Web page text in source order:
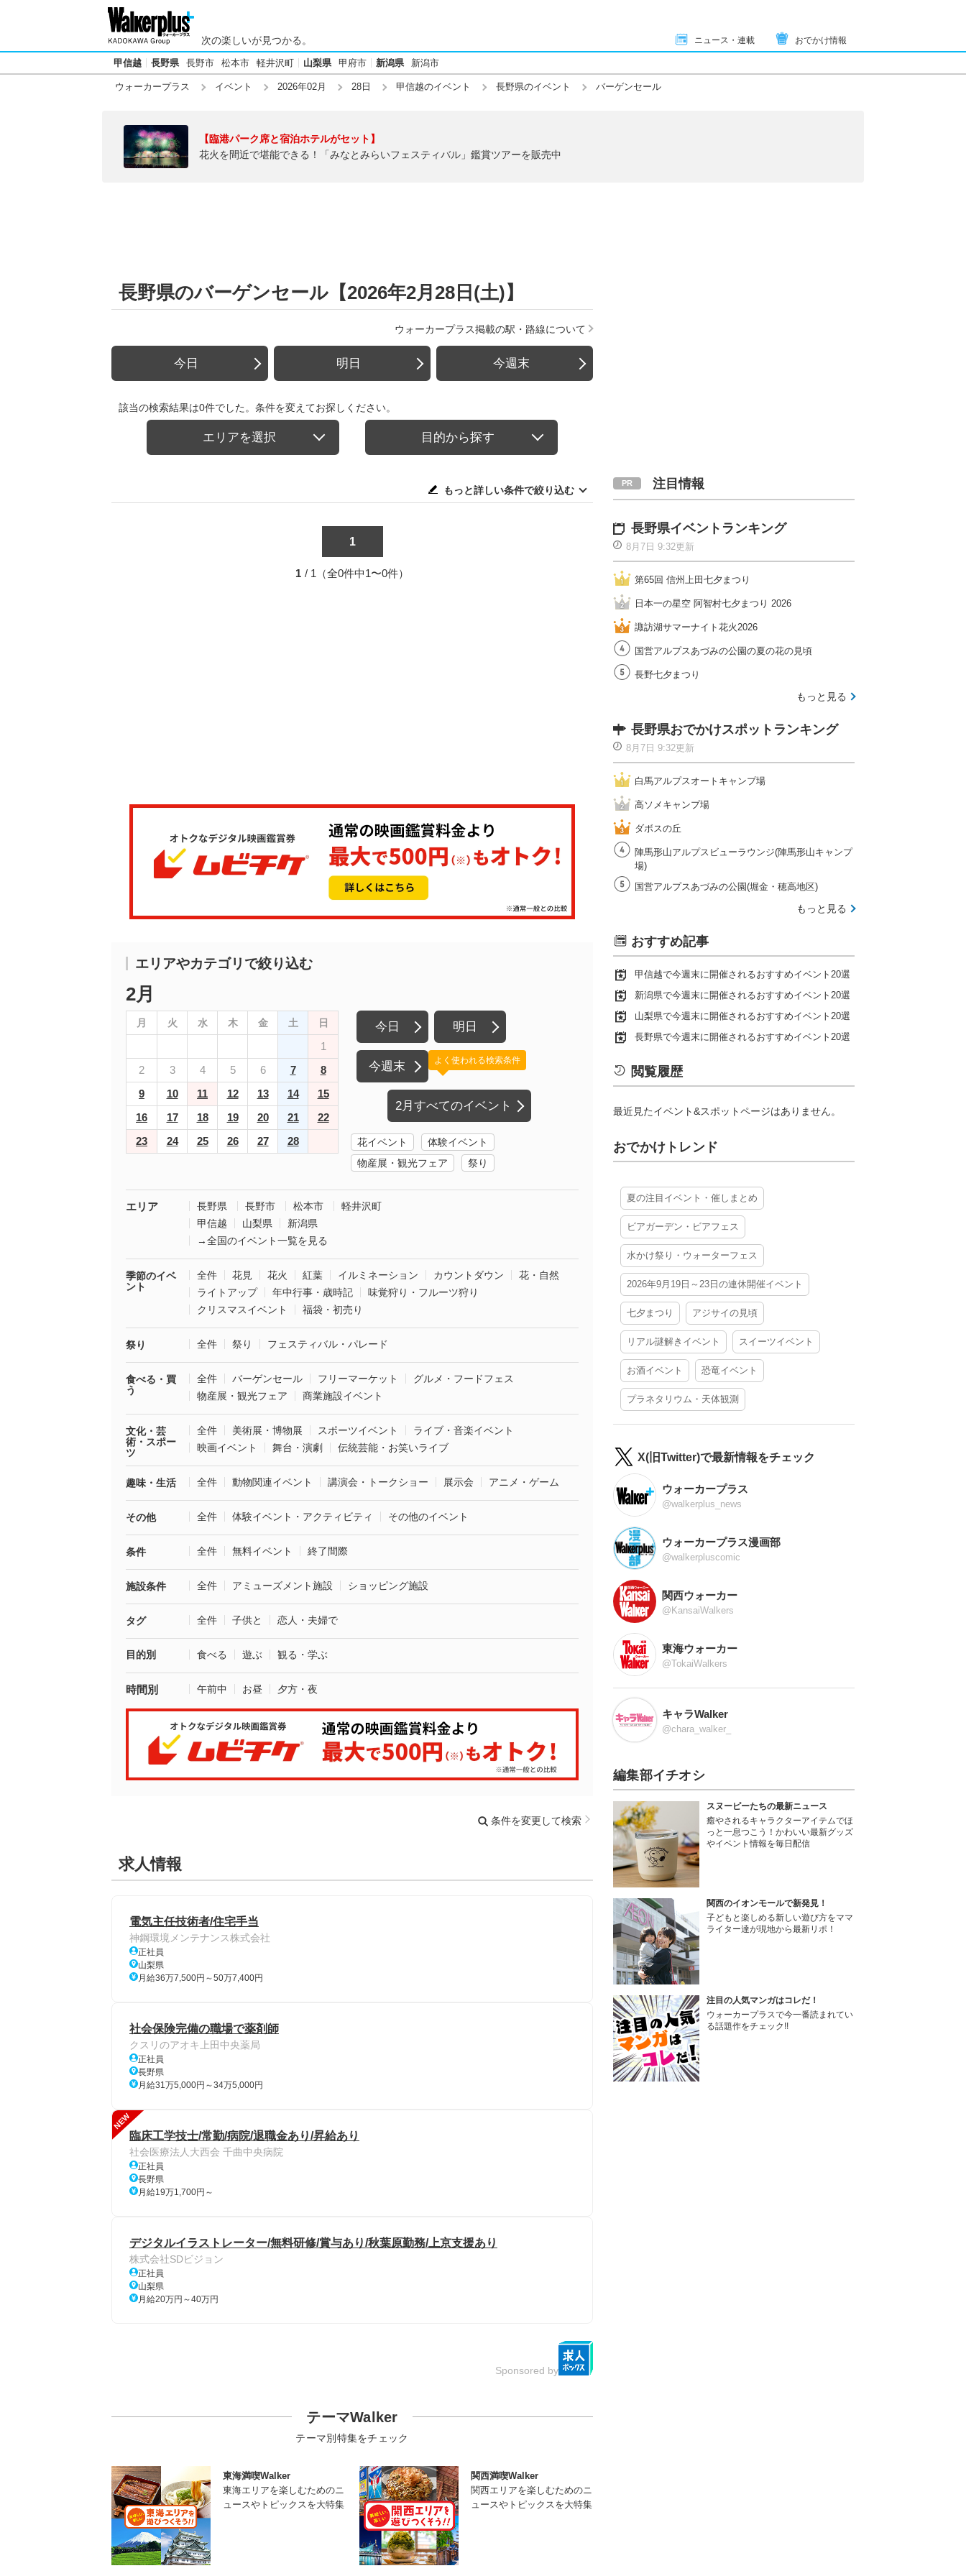
次の楽しいが見つかる。 ニュース・連載 おでかけ情報
甲信越 長野県 長野市 松本市 軽井沢町 山梨県 甲府市 新潟県 新潟市
ウォーカープラス イベント 2026年02月 28日 甲信越のイベント 長野県のイベント バーゲンセール
【臨港パーク席と宿泊ホテルがセット】
花火を間近で堪能できる！「みなとみらいフェスティバル」鑑賞ツアーを販売中
長野県のバーゲンセール【2026年2月28日(土)】
ウォーカープラス掲載の駅・路線について
今日 明日 今週末
該当の検索結果は0件でした。条件を変えてお探しください。
エリアを選択 目的から探す
もっと詳しい条件で絞り込む
1
1 / 1（全0件中1〜0件）
エリアやカテゴリで絞り込む
2月
月 火 水 木 金 土 日
1
2
3 4 5 6 7
8
9
10 11 12 13 14
15
16
17 18 19 20 21
22
23
24 25 26 27 28
今日 明日
今週末
2月すべてのイベント
よく使われる検索条件
花イベント
体験イベント
物産展・観光フェア
祭り
エリア 長野県 長野市 松本市
軽井沢町
甲信越
山梨県
新潟県
→全国のイベント一覧を見る
季節のイベ
ント
全件 花見 花火 紅葉 イルミネーション カウントダウン
花・自然
ライトアップ
年中行事・歳時記
味覚狩り・フルーツ狩り
クリスマスイベント
福袋・初売り
祭り 全件 祭り フェスティバル・パレード
食べる・買
う
全件 バーゲンセール フリーマーケット
グルメ・フードフェス
物産展・観光フェア
商業施設イベント
文化・芸
術・スポー
ツ
全件 美術展・博物展 スポーツイベント
ライブ・音楽イベント
映画イベント
舞台・演劇 伝統芸能・お笑いライブ
趣味・生活 全件 動物関連イベント 講演会・トークショー 展示会 アニメ・ゲーム
その他 全件 体験イベント・アクティビティ その他のイベント
条件 全件 無料イベント 終了間際
施設条件 全件 アミューズメント施設 ショッピング施設
タグ 全件 子供と 恋人・夫婦で
目的別 食べる 遊ぶ 観る・学ぶ
時間別 午前中 お昼 夕方・夜
条件を変更して検索
求人情報
電気主任技術者/住宅手当
神鋼環境メンテナンス株式会社
正社員
山梨県
月給36万7,500円～50万7,400円
社会保険完備の職場で薬剤師
クスリのアオキ上田中央薬局
正社員
長野県
月給31万5,000円～34万5,000円
NEW
臨床工学技士/常勤/病院/退職金あり/昇給あり
社会医療法人大西会 千曲中央病院
正社員
長野県
月給19万1,700円～
デジタルイラストレーター/無料研修/賞与あり/秋葉原勤務/上京支援あり
株式会社SDビジョン
正社員
山梨県
月給20万円～40万円
Sponsored by
テーマWalker
テーマ別特集をチェック
東海満喫Walker
東海エリアを楽しむためのニ
ュースやトピックスを大特集
関西満喫Walker
関西エリアを楽しむためのニ
ュースやトピックスを大特集
注目情報
長野県イベントランキング
8月7日 9:32更新
第65回 信州上田七夕まつり
日本一の星空 阿智村七夕まつり 2026
諏訪湖サマーナイト花火2026
国営アルプスあづみの公園の夏の花の見頃
長野七夕まつり
もっと見る
長野県おでかけスポットランキング
8月7日 9:32更新
白馬アルプスオートキャンプ場
高ソメキャンプ場
ダボスの丘
陣馬形山アルプスビューラウンジ(陣馬形山キャンプ
場)
国営アルプスあづみの公園(堀金・穂高地区)
もっと見る
おすすめ記事
甲信越で今週末に開催されるおすすめイベント20選
新潟県で今週末に開催されるおすすめイベント20選
山梨県で今週末に開催されるおすすめイベント20選
長野県で今週末に開催されるおすすめイベント20選
閲覧履歴
最近見たイベント&スポットページはありません。
おでかけトレンド
夏の注目イベント・催しまとめ
ビアガーデン・ビアフェス
水かけ祭り・ウォーターフェス
2026年9月19日～23日の連休開催イベント
七夕まつり アジサイの見頃
リアル謎解きイベント スイーツイベント
お酒イベント 恐竜イベント
プラネタリウム・天体観測
X(旧Twitter)で最新情報をチェック
ウォーカープラス
@walkerplus_news
ウォーカープラス漫画部
@walkerpluscomic
関西ウォーカー
@KansaiWalkers
東海ウォーカー
@TokaiWalkers
キャラWalker
@chara_walker_
編集部イチオシ
スヌーピーたちの最新ニュース
癒やされるキャラクターアイテムでほ
っと一息つこう！かわいい最新グッズ
やイベント情報を毎日配信
関西のイオンモールで新発見！
子どもと楽しめる新しい遊び方をママ
ライター達が現地から最新リポ！
注目の人気マンガはコレだ！
ウォーカープラスで今一番読まれてい
る話題作をチェック!!